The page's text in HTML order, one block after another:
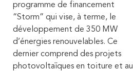
programme de financement
“Storm” qui vise, à terme, le
développement de 350 MW
d’énergies renouvelables. Ce
dernier comprend des projets
photovoltaïques en toiture et au